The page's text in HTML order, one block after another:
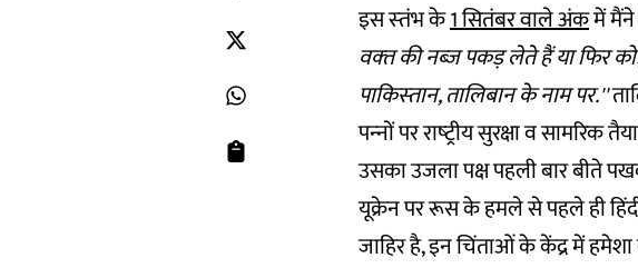
इस स्‍तंभ के1 सितंबर वाले अंकमें मैंने
वक्‍त की नब्‍ज पकड़ लेते हैं या फिर
पाकिस्‍तान, तालिबान के नाम पर.''
पन्‍नों पर राष्‍ट्रीय सुरक्षा व
उसका उजला पक्ष पहली बार बीते
यूक्रेन पर रूस के हमले से पहले ही
जाहिर है, इन चिंताओं के केंद्र में